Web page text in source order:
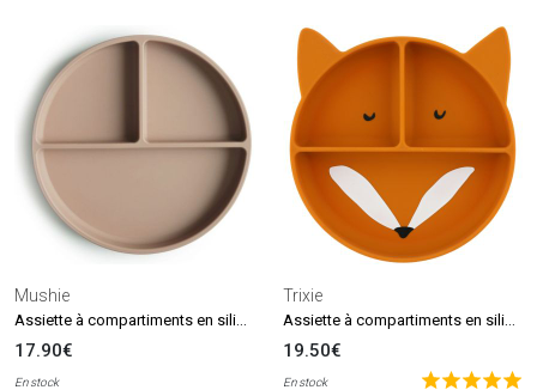
Mushie
17.90€
En stock
Trixie
19.50€
En stock